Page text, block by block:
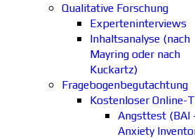
Qualitative Forschung
Experteninterviews
Inhaltsanalyse (nach
Mayring oder nach
Kuckartz)
Fragebogenbegutachtung
Kostenloser Online-
Angsttest (BAI
Anxiety